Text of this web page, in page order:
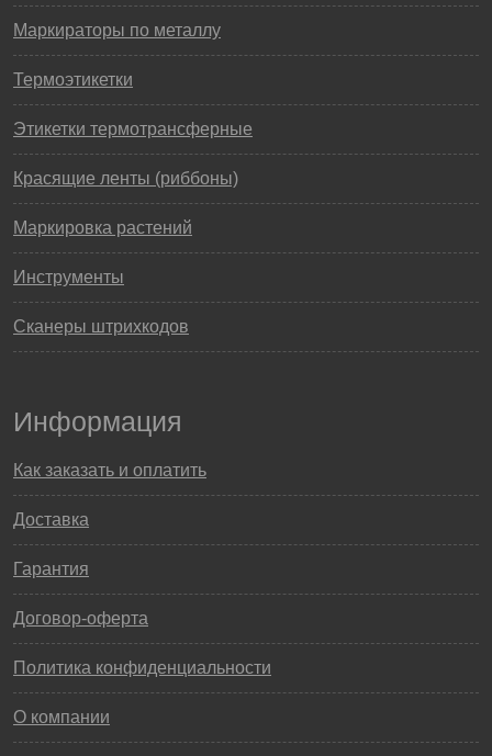
Маркираторы по металлу
Термоэтикетки
Этикетки термотрансферные
Красящие ленты (риббоны)
Маркировка растений
Инструменты
Сканеры штрихкодов
Информация
Как заказать и оплатить
Доставка
Гарантия
Договор-оферта
Политика конфиденциальности
О компании